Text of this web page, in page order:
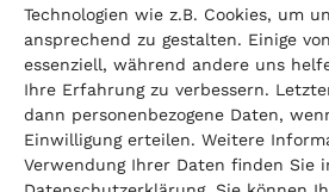
Technologien wie z.B. Cookies, um
ansprechend zu gestalten. Einige
essenziell, während andere uns
Ihre Erfahrung zu verbessern.
dann personenbezogene Daten,
Einwilligung erteilen. Weitere
Verwendung Ihrer Daten finden Sie
Tarifwechselberater erbrachte
Honorarbasis. Zu Beginn der
Regel eine Leistungsvergütung
nur im Erfolgsfall berechnet und
Ersparnis des Versicherten.